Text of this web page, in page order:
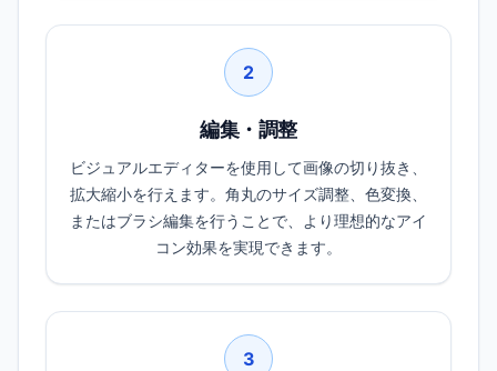
2
編集・調整
ビジュアルエディターを使用して画像の切り抜き、
拡大縮小を行えます。角丸のサイズ調整、色変換、
またはブラシ編集を行うことで、より理想的なアイ
コン効果を実現できます。
3